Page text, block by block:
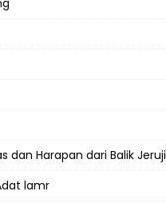
dan Harapan dari Balik Jeruji
lamr